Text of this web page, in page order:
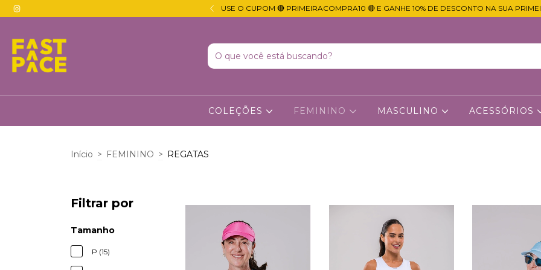
· DESCONTO DE 5% NO PIX 🔵 USE O CUPOM 🔴 PRIMEIRACOMPRA10 🔴 E GANHE 10% DE DESCONTO NA SUA
COLEÇÕES FEMININO MASCULINO ACESSÓRIOS
Início > FEMININO > REGATAS
Filtrar por
Tamanho
P (15)